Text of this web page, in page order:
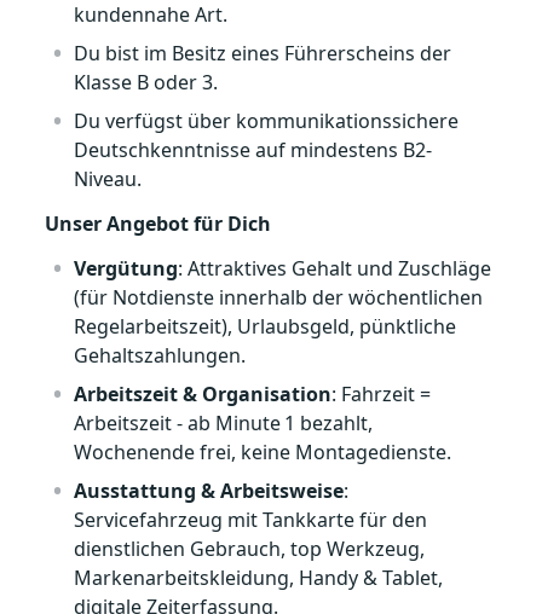
kundennahe Art.
Du bist im Besitz eines Führerscheins der
Klasse B oder 3.
Du verfügst über kommunikationssichere
Deutschkenntnisse auf mindestens B2-
Niveau.
Unser Angebot für Dich
Vergütung: Attraktives Gehalt und Zuschläge
(für Notdienste innerhalb der wöchentlichen
Regelarbeitszeit), Urlaubsgeld, pünktliche
Gehaltszahlungen.
Arbeitszeit & Organisation: Fahrzeit =
Arbeitszeit - ab Minute 1 bezahlt,
Wochenende frei, keine Montagedienste.
Ausstattung & Arbeitsweise:
Servicefahrzeug mit Tankkarte für den
dienstlichen Gebrauch, top Werkzeug,
Markenarbeitskleidung, Handy & Tablet,
digitale Zeiterfassung.